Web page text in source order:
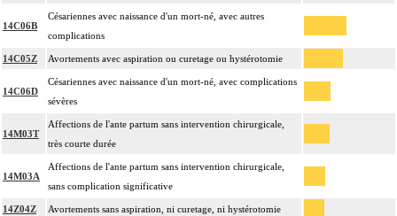
14C06B
Césariennes avec naissance d'un mort-né, avec autres
complications
14C05Z Avortements avec aspiration ou curetage ou hystérotomie
14C06D
Césariennes avec naissance d'un mort-né, avec complications
sévères
14M03T
Affections de l'ante partum sans intervention chirurgicale,
très courte durée
14M03A
Affections de l'ante partum sans intervention chirurgicale,
sans complication significative
14Z04Z Avortements sans aspiration, ni curetage, ni hystérotomie